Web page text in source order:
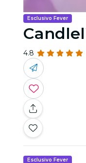
Esclusivo Fever
4.8
Esclusivo Fever